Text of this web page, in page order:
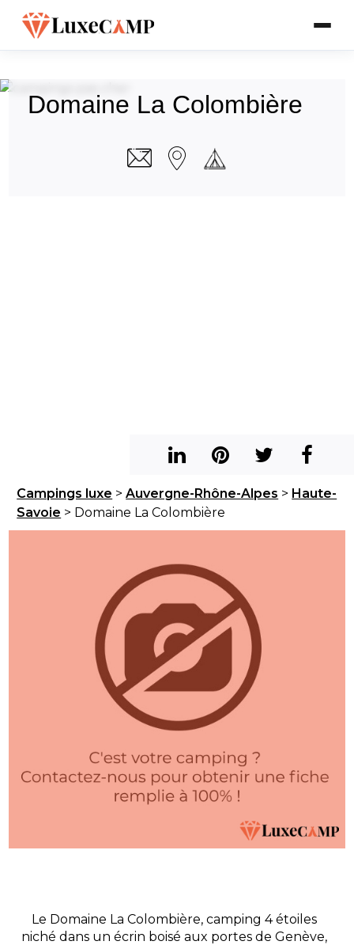
Domaine La Colombière
Campings luxe >Auvergne-Rhône-Alpes > Haute-
Savoie > Domaine La Colombière
Le Domaine La Colombière, camping 4 étoiles
niché dans un écrin boisé aux portes de Genève,